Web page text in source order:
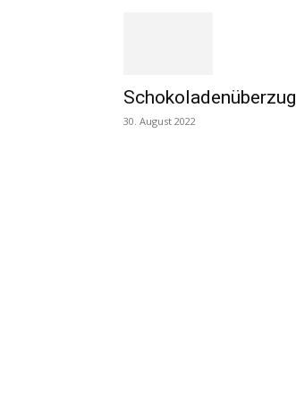
Schokoladenüberzug
30. August 2022